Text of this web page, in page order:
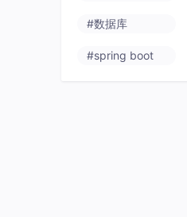
#数据库
#spring boot